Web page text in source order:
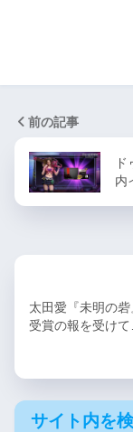
前の記事
内
太田愛『未明の
受賞の報を受けて
サイト内を